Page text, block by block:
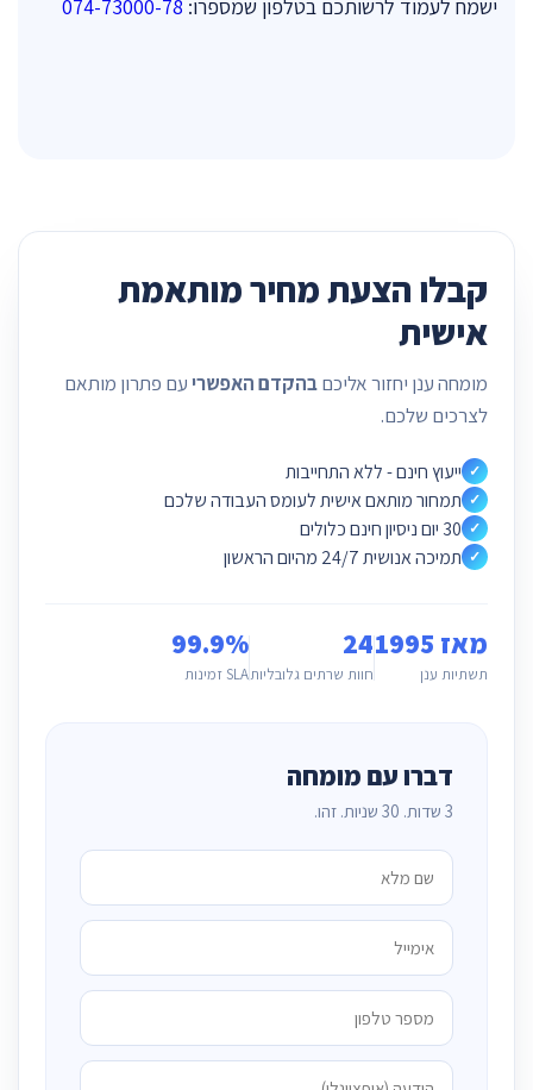
ישמח לעמוד לרשותכם בטלפון שמספרו: 074-73000-78
קבלו הצעת מחיר מותאמת
אישית
מומחה ענן יחזור אליכםבהקדם האפשרי עם פתרון מותאם
לצרכים שלכם.
✓ ייעוץ חינם - ללא התחייבות
✓ תמחור מותאם אישית לעומס העבודה שלכם
✓ 30 יום ניסיון חינם כלולים
✓ תמיכה אנושית 24/7 מהיום הראשון
מאז 1995
תשתיות ענן
24
חוות שרתים גלובליות
99.9%
SLA זמינות
דברו עם מומחה
3 שדות. 30 שניות. זהו.